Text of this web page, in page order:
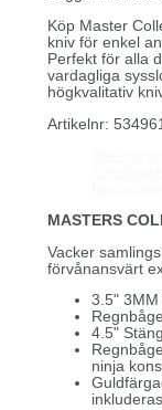
Köp Master
kniv för enkel
Perfekt för alla
vardagliga
högkvalitativ
Artikelnr:
MASTERS
Vacker
förvånansvärt
3.5" 3MM
4.5"
ninja
inkluderas